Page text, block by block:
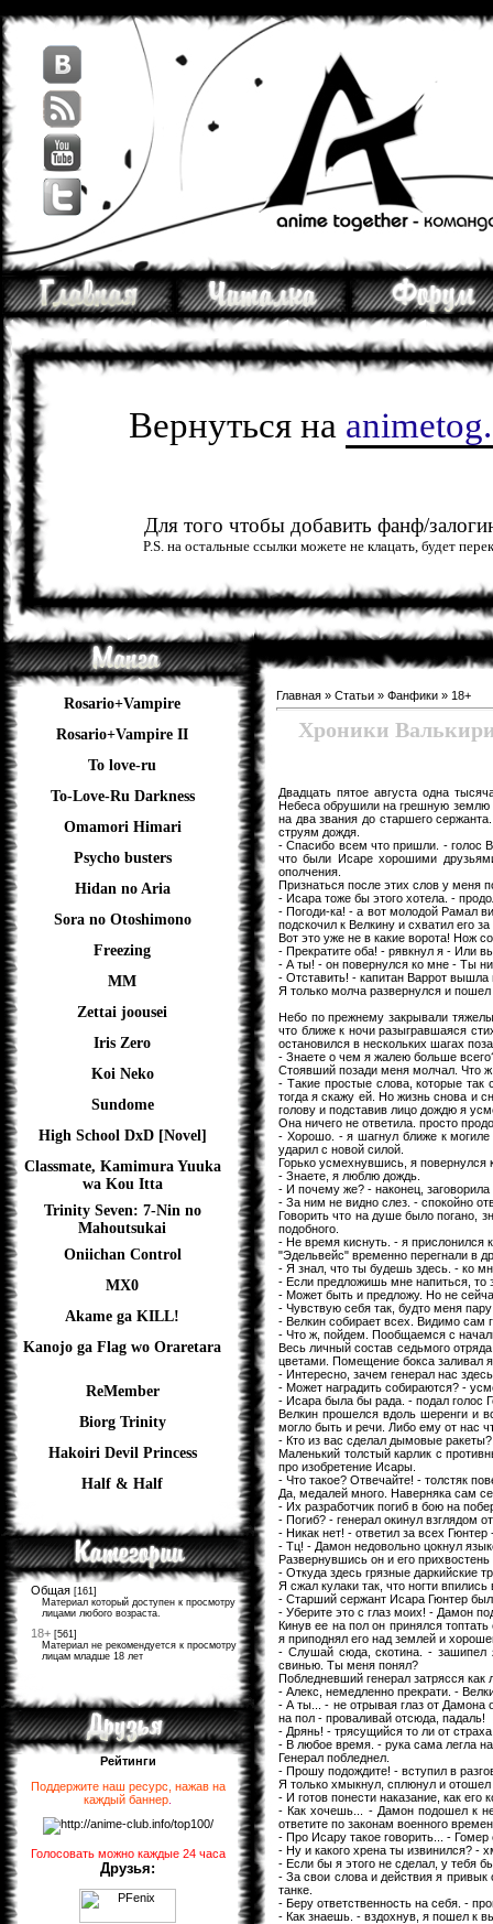
Вернуться на
Для того чтобы добавить фанф/
P.S. на остальные ссылки можете не клацать, будет
Rosario+Vampire
Rosario+Vampire II
To love-ru
To-Love-Ru Darkness
Omamori Himari
Psycho busters
Hidan no Aria
Sora no Otoshimono
Freezing
ММ
Zettai joousei
Iris Zero
Koi Neko
Sundome
High School DxD [Novel]
Classmate, Kamimura Yuuka
wa Kou Itta
Trinity Seven: 7-Nin no
Mahoutsukai
Oniichan Control
MX0
Akame ga KILL!
Kanojo ga Flag wo Oraretara
ReMember
Biorg Trinity
Hakoiri Devil Princess
Half & Half
Общая [161]
Материал который доступен к просмотру
лицами любого возраста.
18+ [561]
Материал не рекомендуется к просмотру
лицам младше 18 лет
Рейтинги
Поддержите наш ресурс, нажав на
каждый баннер
Голосовать можно каждые 24 часа
Друзья:
Главная » Статьи » Фанфики » 18+
Хроники
Двадцать пятое августа одна
Небеса обрушили на грешную землю
на два звания до старшего
струям дождя.
- Спасибо всем что пришли. - голос
что были Исаре хорошими
ополчения.
Признаться после этих слов у меня
- Исара тоже бы этого хотела. -
- Погоди-ка! - а вот молодой Рамал
подскочил к Велкину и схватил его
Вот это уже не в какие ворота! Нож
- Прекратите оба! - рявкнул я - Или
- А ты! - он повернулся ко мне - Ты
- Отставить! - капитан Варрот
Я только молча развернулся и пошел
Небо по прежнему закрывали
что ближе к ночи разыгравшаяся
остановился в нескольких шагах
- Знаете о чем я жалею больше
Стоявший позади меня молчал. Что
- Такие простые слова, которые так
тогда я скажу ей. Но жизнь снова и
голову и подставив лицо дождю я
Она ничего не ответила. просто
- Хорошо. - я шагнул ближе к
ударил с новой силой.
Горько усмехнувшись, я повернулся
- Знаете, я люблю дождь.
- И почему же? - наконец, заговорила
- За ним не видно слез. - спокойно
Говорить что на душе было погано,
подобного.
- Не время киснуть. - я прислонился
"Эдельвейс" временно перегнали в
- Я знал, что ты будешь здесь. - ко
- Если предложишь мне напиться, то
- Может быть и предложу. Но не
- Чувствую себя так, будто меня
- Велкин собирает всех. Видимо
- Что ж, пойдем. Пообщаемся с
Весь личный состав седьмого
цветами. Помещение бокса заливал
- Интересно, зачем генерал нас
- Может наградить собираются? -
- Исара была бы рада. - подал голос
Велкин прошелся вдоль шеренги и
могло быть и речи. Либо ему от нас
- Кто из вас сделал дымовые
Маленький толстый карлик с
про изобретение Исары.
- Что такое? Отвечайте! - толстяк
Да, медалей много. Наверняка сам
- Их разработчик погиб в бою на
- Погиб? - генерал окинул взглядом
- Никак нет! - ответил за всех
- Тц! - Дамон недовольно цокнул
Развернувшись он и его
- Откуда здесь грязные даркийские
Я сжал кулаки так, что ногти впились
- Старший сержант Исара Гюнтер
- Уберите это с глаз моих! - Дамон
Кинув ее на пол он принялся
я приподнял его над землей и
- Слушай сюда, скотина. - зашипел
свинью. Ты меня понял?
Побледневший генерал затрясся как
- Алекс, немедленно прекрати. -
- А ты... - не отрывая глаз от Дамона
на пол - проваливай отсюда, падаль!
- Дрянь! - трясущийся то ли от
- В любое время. - рука сама легла
Генерал побледнел.
- Прошу подождите! - вступил в
Я только хмыкнул, сплюнул и отошел
- И готов понести наказание, как его
- Как хочешь... - Дамон подошел к
ответите по законам военного
- Про Исару такое говорить... -
- Ну и какого хрена ты извинился? -
- Если бы я этого не сделал, у тебя
- За свои слова и действия я
танке.
- Беру ответственность на себя. -
- Как знаешь. - вздохнув, я пошел к